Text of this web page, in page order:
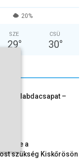
20%
SZE
29°
CSÜ
30°
kézilabdacsapat –
a
szükség Kiskőrösön